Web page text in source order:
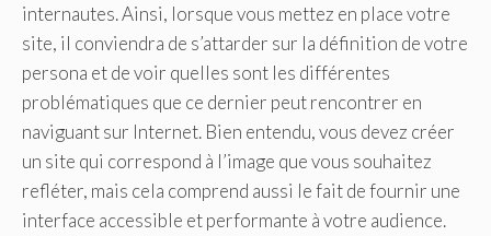
internautes. Ainsi, lorsque vous mettez en place votre
site, il conviendra de s’attarder sur la définition de votre
persona et de voir quelles sont les différentes
problématiques que ce dernier peut rencontrer en
naviguant sur Internet. Bien entendu, vous devez créer
un site qui correspond à l’image que vous souhaitez
refléter, mais cela comprend aussi le fait de fournir une
interface accessible et performante à votre audience.